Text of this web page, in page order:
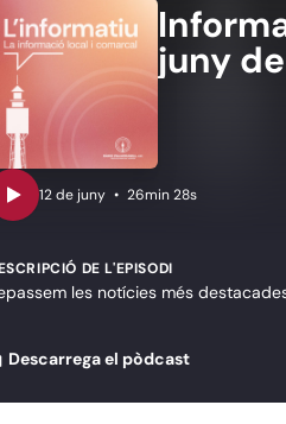
juny
• 26min 28s
DE L'EPISODI
les notícies més
Descarrega el pòdcast